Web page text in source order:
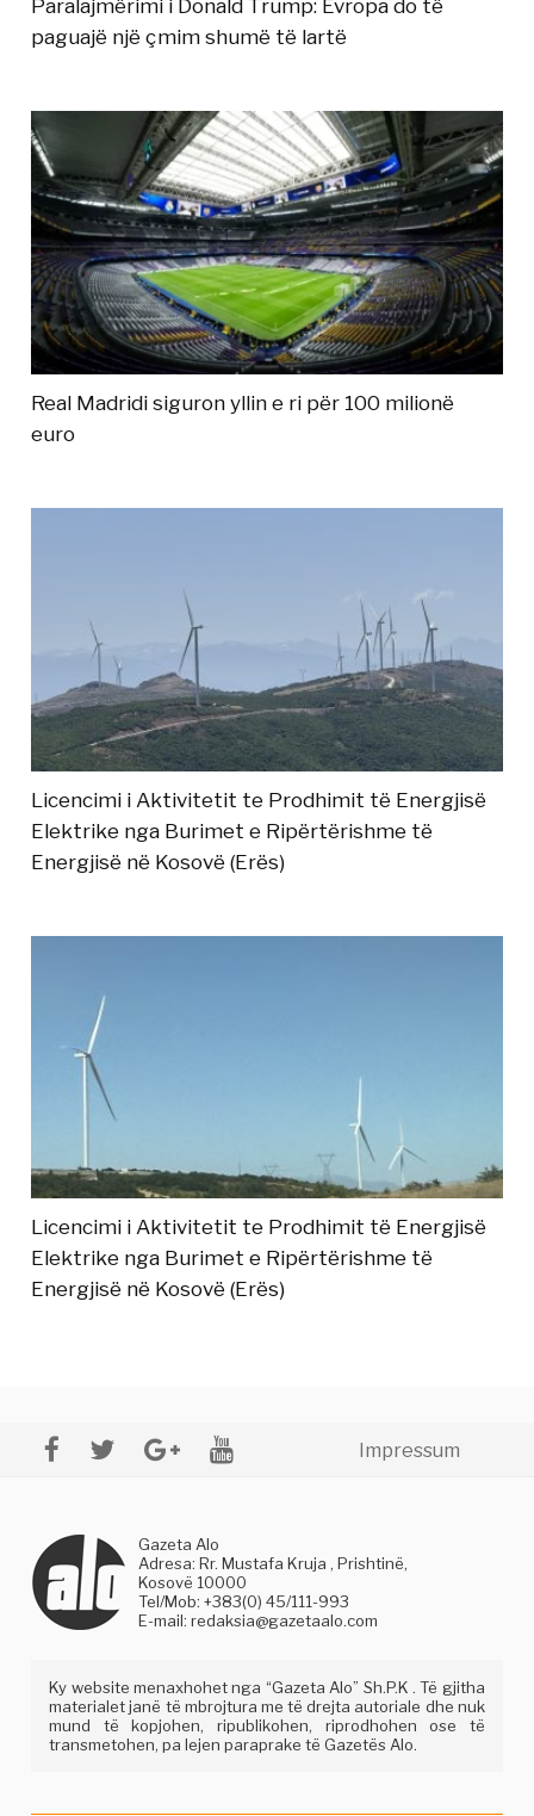
Paralajmërimi i Donald Trump: Evropa do të
paguajë një çmim shumë të lartë
Real Madridi siguron yllin e ri për 100 milionë
euro
Licencimi i Aktivitetit te Prodhimit të Energjisë
Elektrike nga Burimet e Ripërtërishme të
Energjisë në Kosovë (Erës)
Licencimi i Aktivitetit te Prodhimit të Energjisë
Elektrike nga Burimet e Ripërtërishme të
Energjisë në Kosovë (Erës)
Impressum
Gazeta Alo
Adresa: Rr. Mustafa Kruja , Prishtinë,
Kosovë 10000
Tel/Mob: +383(0) 45/111-993
E-mail:redaksia@gazetaalo.com
Ky website menaxhohet nga “Gazeta Alo” Sh.P.K . Të gjitha
materialet janë të mbrojtura me të drejta autoriale dhe nuk
mund të kopjohen, ripublikohen, riprodhohen ose të
transmetohen, pa lejen paraprake të Gazetës Alo.